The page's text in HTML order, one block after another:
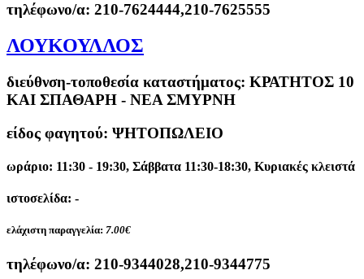
τηλέφωνο/α: 210-7624444,210-7625555
ΛΟΥΚΟΥΛΛΟΣ
διεύθνση-τοποθεσία καταστήματος: ΚΡΑΤΗΤΟΣ 10
ΚΑΙ ΣΠΑΘΑΡΗ - ΝΕΑ ΣΜΥΡΝΗ
είδος φαγητού: ΨΗΤΟΠΩΛΕΙΟ
ωράριο: 11:30 - 19:30, Σάββατα 11:30-18:30, Κυριακές κλειστά
ιστοσελίδα: -
ελάχιστη παραγγελία: 7.00€
τηλέφωνο/α: 210-9344028,210-9344775